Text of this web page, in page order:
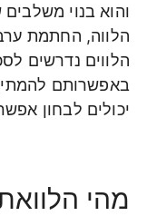
והוא בנוי
הלווה, החתמת
הלווים נדרשים
באפשרותם
יכולים לבחון
מהי